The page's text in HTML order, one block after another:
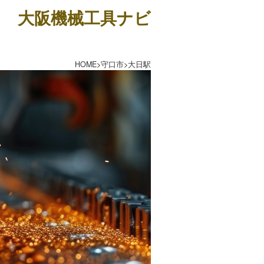
大阪機械工具ナビ
HOME>守口市>大日駅